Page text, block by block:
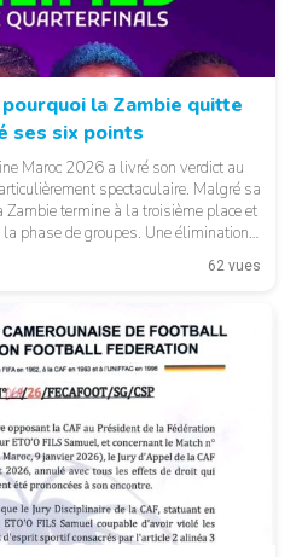
la Zambie quitte
ses six points
Maroc 2026 a livré son verdict au
spectaculaire. Malgré sa
termine à la troisième place et
phase de groupes. Une élimination
classement général : […]
62 vues